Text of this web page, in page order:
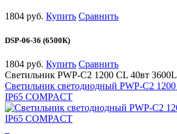
1804 руб. Купить Сравнить
DSP-06-36 (6500К)
1804 руб. Купить Сравнить
Светильник PWP-С2 1200 CL 40вт
Светильник светодиодный PWP-С2
IP65 COMPACT